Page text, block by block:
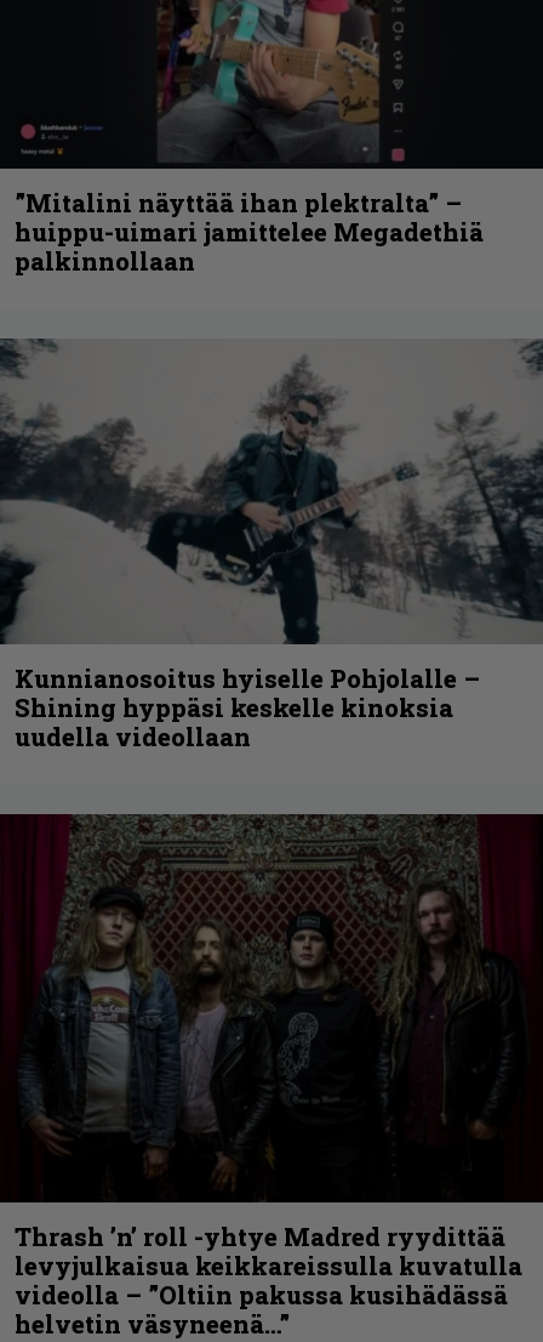
”Mitalini näyttää ihan plektralta” –
huippu-uimari jamittelee Megadethiä
palkinnollaan
Kunnianosoitus hyiselle Pohjolalle –
Shining hyppäsi keskelle kinoksia
uudella videollaan
Thrash ’n’ roll -yhtye Madred ryydittää
levyjulkaisua keikkareissulla kuvatulla
videolla – ”Oltiin pakussa kusihädässä
helvetin väsyneenä…”